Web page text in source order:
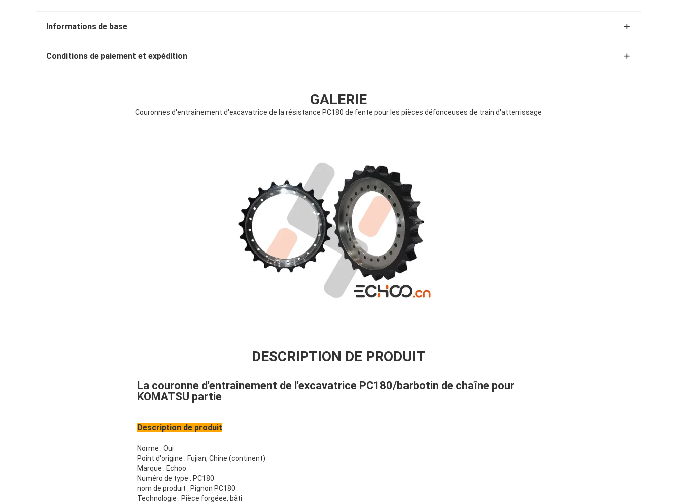
Informations de base
Conditions de paiement et expédition
GALERIE
Couronnes d'entraînement d'excavatrice de la résistance PC180 de fente pour les pièces défonceuses de train d'atterrissage
DESCRIPTION DE PRODUIT
La couronne d'entraînement de l'excavatrice PC180/barbotin de chaîne pour
KOMATSU partie
Description de produit
Norme : Oui
Point d'origine : Fujian, Chine (continent)
Marque : Echoo
Numéro de type : PC180
nom de produit : Pignon PC180
Technologie : Pièce forgéee, bâti